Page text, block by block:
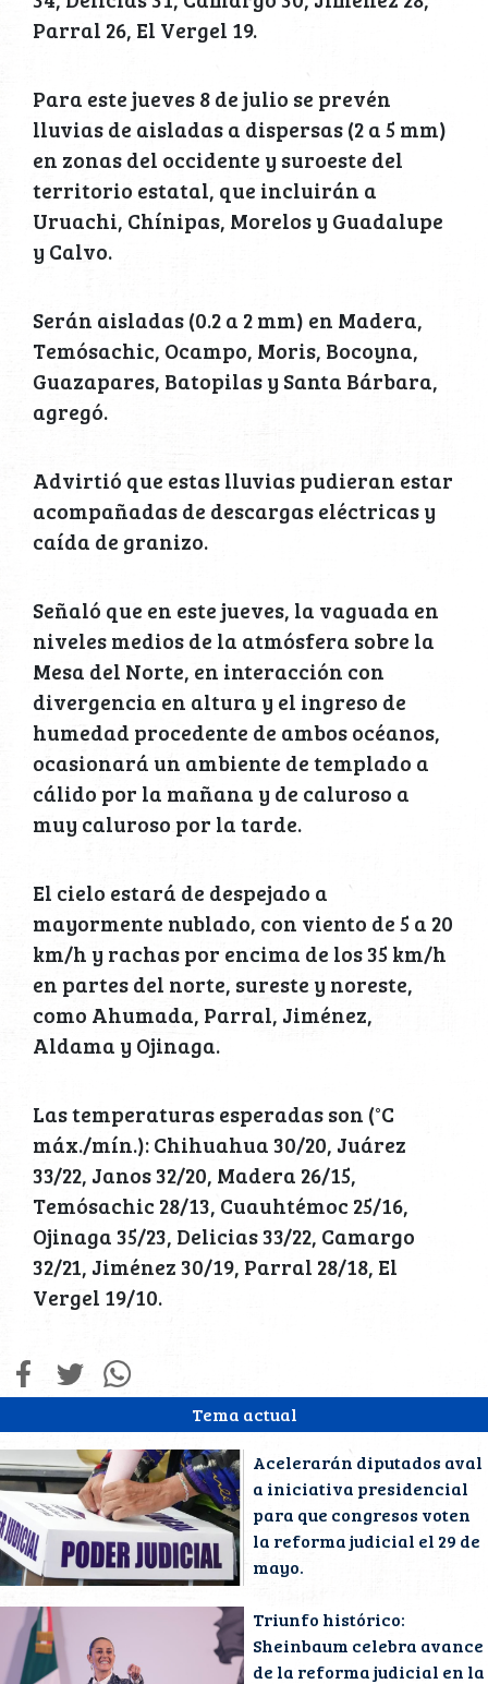
Tema actual
Acelerarán diputados aval
a iniciativa presidencial
para que congresos voten
la reforma judicial el 29 de
mayo.
Triunfo histórico:
Sheinbaum celebra avance
de la reforma judicial en la
Parral 26, El Vergel 19.
Para este jueves 8 de julio se prevén
lluvias de aisladas a dispersas (2 a 5 mm)
en zonas del occidente y suroeste del
territorio estatal, que incluirán a
Uruachi, Chínipas, Morelos y Guadalupe
y Calvo.
Serán aisladas (0.2 a 2 mm) en Madera,
Temósachic, Ocampo, Moris, Bocoyna,
Guazapares, Batopilas y Santa Bárbara,
agregó.
Advirtió que estas lluvias pudieran estar
acompañadas de descargas eléctricas y
caída de granizo.
Señaló que en este jueves, la vaguada en
niveles medios de la atmósfera sobre la
Mesa del Norte, en interacción con
divergencia en altura y el ingreso de
humedad procedente de ambos océanos,
ocasionará un ambiente de templado a
cálido por la mañana y de caluroso a
muy caluroso por la tarde.
El cielo estará de despejado a
mayormente nublado, con viento de 5 a 20
km/h y rachas por encima de los 35 km/h
en partes del norte, sureste y noreste,
como Ahumada, Parral, Jiménez,
Aldama y Ojinaga.
Las temperaturas esperadas son (°C
máx./mín.): Chihuahua 30/20, Juárez
33/22, Janos 32/20, Madera 26/15,
Temósachic 28/13, Cuauhtémoc 25/16,
Ojinaga 35/23, Delicias 33/22, Camargo
32/21, Jiménez 30/19, Parral 28/18, El
Vergel 19/10.